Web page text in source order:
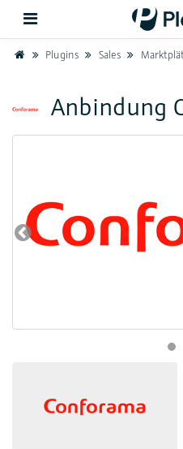
Zurück
Support
Hardware
HomePlugins Sales
Anbindung